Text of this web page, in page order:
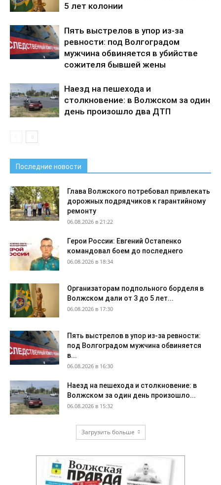
5 лет колонии
Пять выстрелов в упор из-за
ревности: под Волгоградом
мужчина обвиняется в убийстве
сожителя бывшей жены
Наезд на пешехода и
столкновение: в Волжском за один
день произошло два ДТП
Последние новости
Глава Волжского потребовал привлекать
дорожных подрядчиков к гарантийному
ремонту
06.08.2026 в 21:22
Герои России: Евгений Остапенко
командовал боем до последнего
06.08.2026 в 18:34
Организаторам подпольного борделя в
Волжском дали от 3 до 5 лет...
06.08.2026 в 17:30
Пять выстрелов в упор из-за ревности:
под Волгоградом мужчина обвиняется
в...
06.08.2026 в 16:30
Наезд на пешехода и столкновение: в
Волжском за один день произошло...
06.08.2026 в 15:32
Загрузить больше